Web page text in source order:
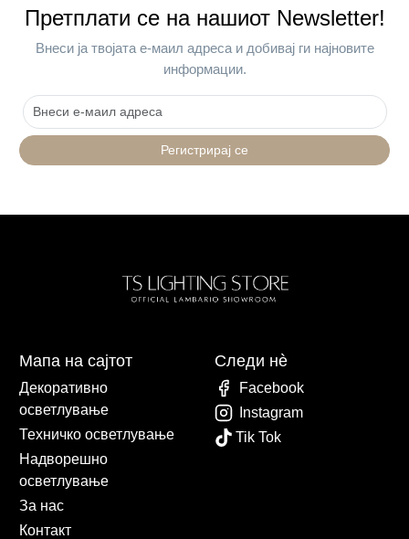
Претплати се на нашиот Newsletter!
Внеси ја твојата е-маил адреса и добивај ги најновите
информации.
Регистрирај се
Мапа на сајтот
Декоративно
осветлување
Техничко осветлување
Надворешно
осветлување
За нас
Контакт
Следи нè
Facebook
Instagram
Tik Tok